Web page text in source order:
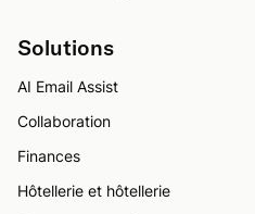
Solutions
AI Email Assist
Collaboration
Finances
Hôtellerie et hôtellerie